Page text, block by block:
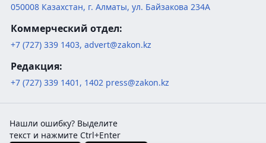
050008 Казахстан, г. Алматы, ул. Байзакова 234А
Коммерческий отдел:
+7 (727) 339 1403, advert@zakon.kz
Редакция:
+7 (727) 339 1401 , 1402 press@zakon.kz
Нашли ошибку? Выделите
текст и нажмите Ctrl+Enter